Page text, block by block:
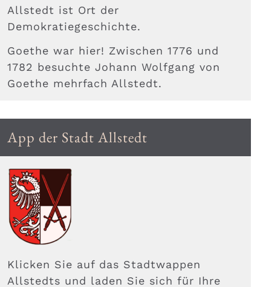
Allstedt ist Ort der
Demokratiegeschichte.
Goethe war hier! Zwischen 1776 und
1782 besuchte Johann Wolfgang von
Goethe mehrfach Allstedt.
App der Stadt Allstedt
Klicken Sie auf das Stadtwappen
Allstedts und laden Sie sich für Ihre